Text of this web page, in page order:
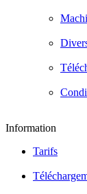
Information
Tarifs